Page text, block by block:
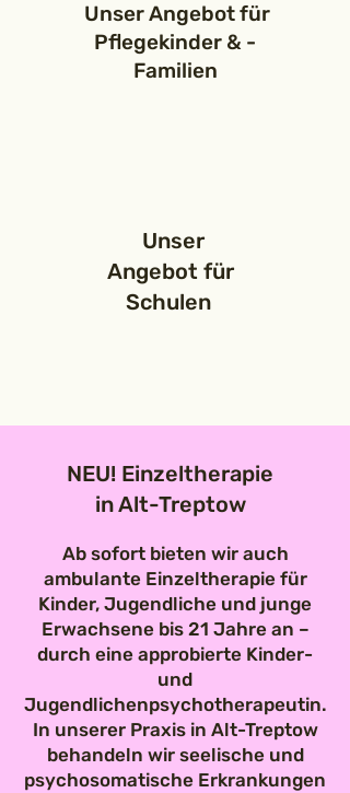
Unser Angebot für
Pflegekinder & -
Familien
Unser
Angebot für
Schulen
NEU! Einzeltherapie
in Alt-Treptow
Ab sofort bieten wir auch
ambulante Einzeltherapie für
Kinder, Jugendliche und junge
Erwachsene bis 21 Jahre an –
durch eine approbierte Kinder-
und
Jugendlichenpsychotherapeutin.
In unserer Praxis in Alt-Treptow
behandeln wir seelische und
psychosomatische Erkrankungen